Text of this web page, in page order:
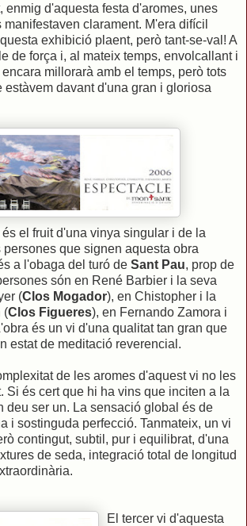
enmig d'aquesta festa d'aromes, unes
clarament. M'era difícil
exhibició plaent, però tant-se-val! A
de força i, al mateix temps, envolcallant i
millorarà amb el temps, però tots
estàvem davant d'una gran i gloriosa
és el fruit d'una vinya singular i de la
que signen aquesta obra
a l'obaga del turó de Sant Pau, prop de
són en René Barbier i la seva
(Clos Mogador), en Chistopher i la
(Clos Figueres), en Fernando Zamora i
és un vi d'una qualitat tan gran que
estat de meditació reverencial.
de les aromes d'aquest vi no les
Si és cert que hi ha vins que inciten a la
deu ser un. La sensació global és de
i sostinguda perfecció. Tanmateix, un vi
contingut, subtil, pur i equilibrat, d'una
de seda, integració total de longitud
El tercer vi d'aquesta